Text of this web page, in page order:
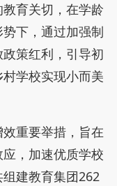
育关切，在学龄
下，通过加强制
策红利，引导初
学校实现小而美
重要举措，旨在
，加速优质学校
建教育集团262